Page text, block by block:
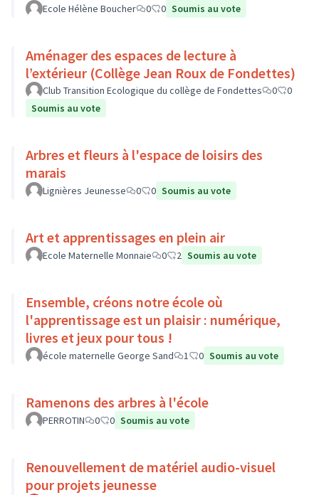
Ecole Hélène Boucher 0 0 Soumis au vote
Aménager des espaces de lecture à
l’extérieur (Collège Jean Roux de Fondettes)
Club Transition Ecologique du collège de Fondettes 0
0
Soumis au vote
Arbres et fleurs à l'espace de loisirs des
marais
Lignières Jeunesse 0 0 Soumis au vote
Art et apprentissages en plein air
Ecole Maternelle Monnaie 0 2 Soumis au vote
Ensemble, créons notre école où
l'apprentissage est un plaisir : numérique,
livres et jeux pour tous !
école maternelle George Sand 1 0 Soumis au vote
Ramenons des arbres à l'école
PERROTIN 0 0 Soumis au vote
Renouvellement de matériel audio-visuel
pour projets jeunesse